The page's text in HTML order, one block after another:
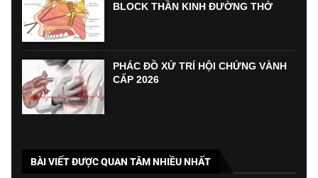
BLOCK THẦN KINH ĐƯỜNG THỞ
PHÁC ĐỒ XỬ TRÍ HỘI CHỨNG VÀNH
CẤP 2026
BÀI VIẾT ĐƯỢC QUAN TÂM NHIỀU NHẤT